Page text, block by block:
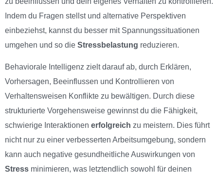
Indem du Fragen stellst und alternative Perspektiven
einbeziehst, kannst du besser mit Spannungssituationen
umgehen und so die Stressbelastung reduzieren.
Behaviorale Intelligenz zielt darauf ab, durch Erklären,
Vorhersagen, Beeinflussen und Kontrollieren von
Verhaltensweisen Konflikte zu bewältigen. Durch diese
strukturierte Vorgehensweise gewinnst du die Fähigkeit,
schwierige Interaktionen erfolgreich zu meistern. Dies führt
nicht nur zu einer verbesserten Arbeitsumgebung, sondern
kann auch negative gesundheitliche Auswirkungen von
Stress minimieren, was letztendlich sowohl für deinen